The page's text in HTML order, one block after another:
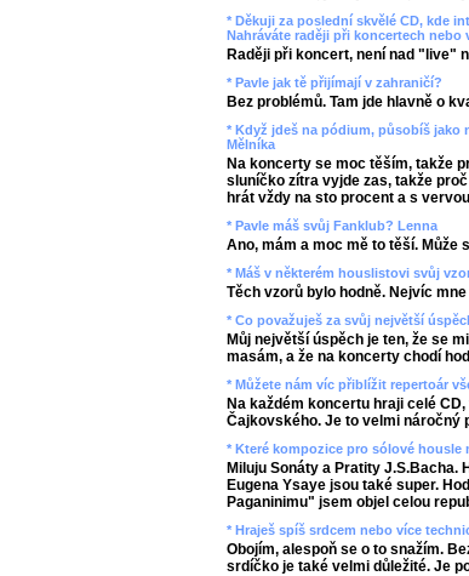
* Děkuji za poslední skvělé CD, kde
Nahráváte raději při koncertech
Raději při koncert, není nad "live"
* Pavle jak tě přijímají v zahraničí?
Bez problémů. Tam jde hlavně o
* Když jdeš na pódium, působíš jako
Mělníka
Na koncerty se moc těším, takže
sluníčko zítra vyjde zas, takže
hrát vždy na sto procent a s
* Pavle máš svůj Fanklub? Lenna
Ano, mám a moc mě to těší. Může
* Máš v některém houslistovi svůj
Těch vzorů bylo hodně. Nejvíc
* Co považuješ za svůj největší
Můj největší úspěch je ten, že se
masám, a že na koncerty chodí
* Můžete nám víc přiblížit repertoár
Na každém koncertu hraji celé
Čajkovského. Je to velmi náročný
* Které kompozice pro sólové housle
Miluju Sonáty a Pratity J.S.Bacha.
Eugena Ysaye jsou také super.
Paganinimu" jsem objel celou
* Hraješ spíš srdcem nebo více
Obojím, alespoň se o to snažím.
srdíčko je také velmi důležité. Je